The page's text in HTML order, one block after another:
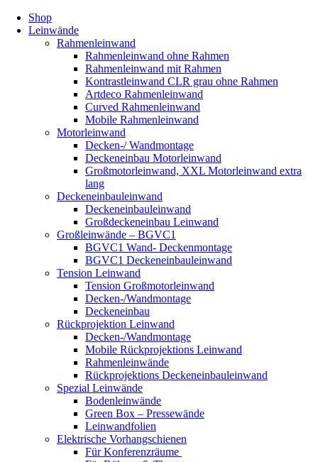
Shop
Leinwände
Rahmenleinwand
Rahmenleinwand ohne Rahmen
Rahmenleinwand mit Rahmen
Kontrastleinwand CLR grau ohne Rahmen
Artdeco Rahmenleinwand
Curved Rahmenleinwand
Mobile Rahmenleinwand
Motorleinwand
Decken-/ Wandmontage
Deckeneinbau Motorleinwand
Großmotorleinwand, XXL Motorleinwand extra
lang
Deckeneinbauleinwand
Deckeneinbauleinwand
Großdeckeneinbau Leinwand
Großleinwände – BGVC1
BGVC1 Wand- Deckenmontage
BGVC1 Deckeneinbauleinwand
Tension Leinwand
Tension Großmotorleinwand
Decken-/Wandmontage
Deckeneinbau
Rückprojektion Leinwand
Decken-/Wandmontage
Mobile Rückprojektions Leinwand
Rahmenleinwände
Rückprojektions Deckeneinbauleinwand
Spezial Leinwände
Bodenleinwände
Green Box – Pressewände
Leinwandfolien
Elektrische Vorhangschienen
Für Konferenzräume